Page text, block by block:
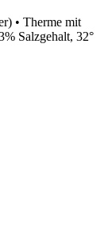
• Therme mit
Salzgehalt, 32°